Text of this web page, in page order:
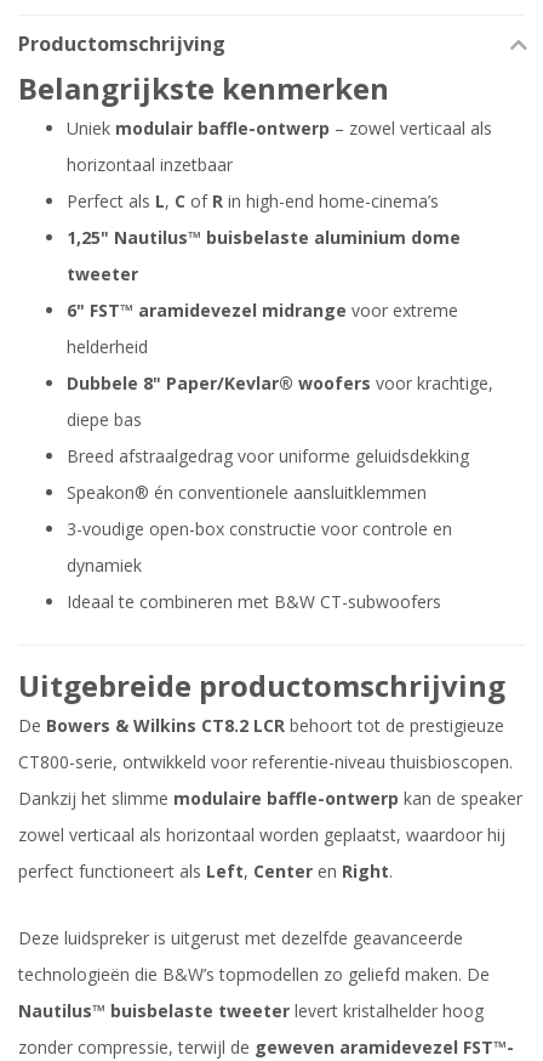
Productomschrijving
Belangrijkste kenmerken
Uniek modulair baffle-ontwerp – zowel verticaal als
horizontaal inzetbaar
Perfect als L, C of R in high-end home-cinema’s
1,25" Nautilus™ buisbelaste aluminium dome
tweeter
6" FST™ aramidevezel midrange voor extreme
helderheid
Dubbele 8" Paper/Kevlar® woofers voor krachtige,
diepe bas
Breed afstraalgedrag voor uniforme geluidsdekking
Speakon® én conventionele aansluitklemmen
3-voudige open-box constructie voor controle en
dynamiek
Ideaal te combineren met B&W CT-subwoofers
Uitgebreide productomschrijving
De Bowers & Wilkins CT8.2 LCR behoort tot de prestigieuze
CT800-serie, ontwikkeld voor referentie-niveau thuisbioscopen.
Dankzij het slimme modulaire baffle-ontwerp kan de speaker
zowel verticaal als horizontaal worden geplaatst, waardoor hij
perfect functioneert als Left, Center en Right.
Deze luidspreker is uitgerust met dezelfde geavanceerde
technologieën die B&W’s topmodellen zo geliefd maken. De
Nautilus™ buisbelaste tweeter levert kristalhelder hoog
zonder compressie, terwijl de geweven aramidevezel FST™-